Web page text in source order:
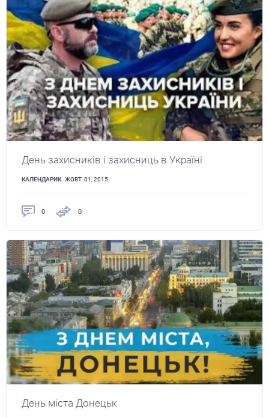
День захисників і захисниць в Україні
КАЛЕНДАРИК ЖОВТ. 01, 2015
0 0
День міста Донецьк